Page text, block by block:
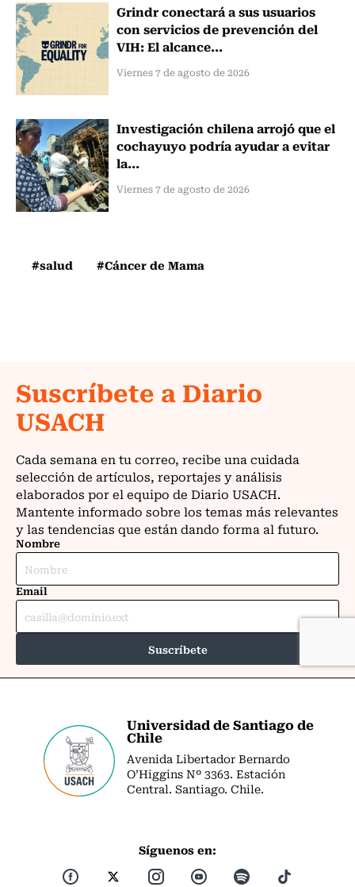
Grindr conectará a sus usuarios
con servicios de prevención del
VIH: El alcance...
Viernes 7 de agosto de 2026
Investigación chilena arrojó que el
cochayuyo podría ayudar a evitar
la...
Viernes 7 de agosto de 2026
#salud #Cáncer de Mama
Universidad de Santiago de
Chile
Avenida Libertador Bernardo
O’Higgins Nº 3363. Estación
Central. Santiago. Chile.
Síguenos en: